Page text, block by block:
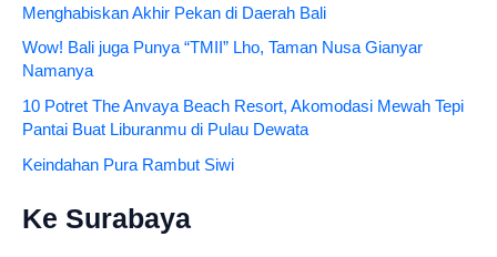
Menghabiskan Akhir Pekan di Daerah Bali
Wow! Bali juga Punya “TMII” Lho, Taman Nusa Gianyar
Namanya
10 Potret The Anvaya Beach Resort, Akomodasi Mewah Tepi
Pantai Buat Liburanmu di Pulau Dewata
Keindahan Pura Rambut Siwi
Ke Surabaya